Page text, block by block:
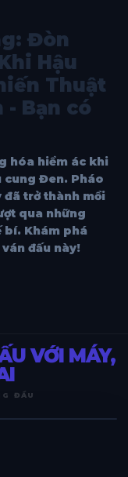
Đòn
Hậu
Thuật
- Bạn có
hóa hiểm ác khi
cung Đen. Pháo
đã trở thành mồi
qua những
bí. Khám phá
đấu này!
VỚI MÁY,
ĐẦU